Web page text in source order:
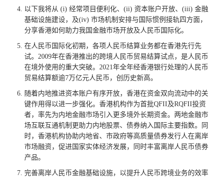
以下我将从 (i) 经常项目便利化、(ii) 资本账户开放、(iii) 金融
基础设施建设，及(iv) 市场机制安排与国际惯例接轨四方面，
分享香港如何助力我国金融市场开放及人民币国际化。
在人民币国际化初期，各项人民币结算业务都在香港先行先
试。2009年在香港推出的跨境人民币贸易结算试点，是人民币
在境外使用的重大突破。2021年全年经香港银行处理的人民币
贸易结算额逾7万亿元人民币，创历史新高。
随着内地推进资本账户有序开放，香港在资金双向流动中的关
键作用得以进一步强化。香港机构作为首批QFII及RQFII投资
者，率先为内地金融市场引入更多境外长期资金。两地金融市
场互联互通机制更助力内地股票、债券纳入国际主要指数。同
时，香港机构协助内地省、市政府等高质量债券发行人在离岸
市场融资，促进国家实体经济发展，同时丰富离岸人民币债券
产品。
完善离岸人民币金融基础设施，以提升人民币跨境业务的效率